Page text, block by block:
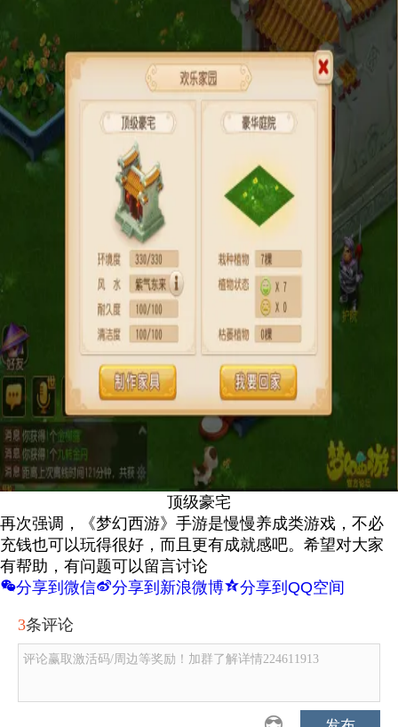
顶级豪宅
再次强调，《梦幻西游》手游是慢慢养成类游戏，不必
充钱也可以玩得很好，而且更有成就感吧。希望对大家
有帮助，有问题可以留言讨论
w分享到微信t分享到新浪微博z分享到QQ空间
3条评论
评论赢取激活码/周边等奖励！加群了解详情224611913